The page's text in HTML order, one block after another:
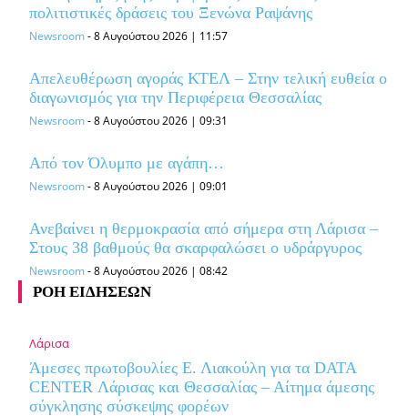
πολιτιστικές δράσεις του Ξενώνα Ραψάνης
Newsroom-8 Αυγούστου 2026 | 11:57
Απελευθέρωση αγοράς ΚΤΕΛ – Στην τελική ευθεία o
διαγωνισμός για την Περιφέρεια Θεσσαλίας
Newsroom-8 Αυγούστου 2026 | 09:31
Από τον Όλυμπο με αγάπη…
Newsroom-8 Αυγούστου 2026 | 09:01
Ανεβαίνει η θερμοκρασία από σήμερα στη Λάρισα –
Στους 38 βαθμούς θα σκαρφαλώσει ο υδράργυρος
Newsroom-8 Αυγούστου 2026 | 08:42
ΡΟΗ ΕΙΔΗΣΕΩΝ
Λάρισα
Άμεσες πρωτοβουλίες Ε. Λιακούλη για τα DATA
CENTER Λάρισας και Θεσσαλίας – Αίτημα άμεσης
σύγκλησης σύσκεψης φορέων